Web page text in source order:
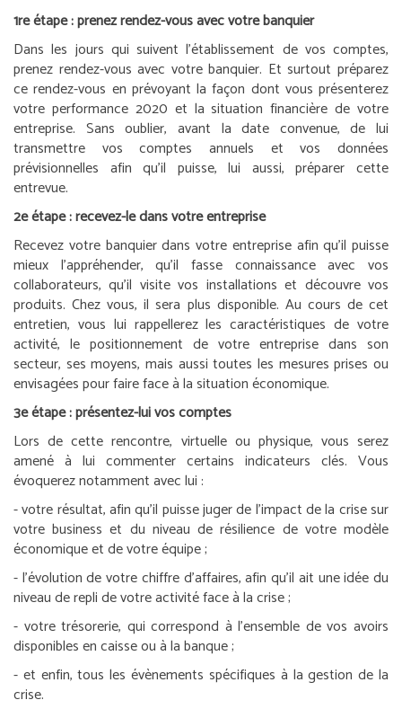
1reétape : prenez rendez-vous avec votre banquier
Dans les jours qui suivent l’établissement de vos comptes,
prenez rendez-vous avec votre banquier. Et surtout préparez
ce rendez-vous en prévoyant la façon dont vous présenterez
votre performance 2020 et la situation financière de votre
entreprise. Sans oublier, avant la date convenue, de lui
transmettre vos comptes annuels et vos données
prévisionnelles afin qu’il puisse, lui aussi, préparer cette
entrevue.
2eétape : recevez-le dans votre entreprise
Recevez votre banquier dans votre entreprise afin qu’il puisse
mieux l’appréhender, qu’il fasse connaissance avec vos
collaborateurs, qu’il visite vos installations et découvre vos
produits. Chez vous, il sera plus disponible. Au cours de cet
entretien, vous lui rappellerez les caractéristiques de votre
activité, le positionnement de votre entreprise dans son
secteur, ses moyens, mais aussi toutes les mesures prises ou
envisagées pour faire face à la situation économique.
3eétape : présentez-lui vos comptes
Lors de cette rencontre, virtuelle ou physique, vous serez
amené à lui commenter certains indicateurs clés. Vous
évoquerez notamment avec lui :
- votre résultat, afin qu’il puisse juger de l’impact de la crise sur
votre business et du niveau de résilience de votre modèle
économique et de votre équipe ;
- l’évolution de votre chiffre d’affaires, afin qu’il ait une idée du
niveau de repli de votre activité face à la crise ;
- votre trésorerie, qui correspond à l’ensemble de vos avoirs
disponibles en caisse ou à la banque ;
- et enfin, tous les évènements spécifiques à la gestion de la
crise.